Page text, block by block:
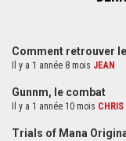
Comment retrouver
Il y a 1 année 8 mois JEAN
Gunnm, le combat
Il y a 1 année 10 mois CHRIS
Trials of Mana